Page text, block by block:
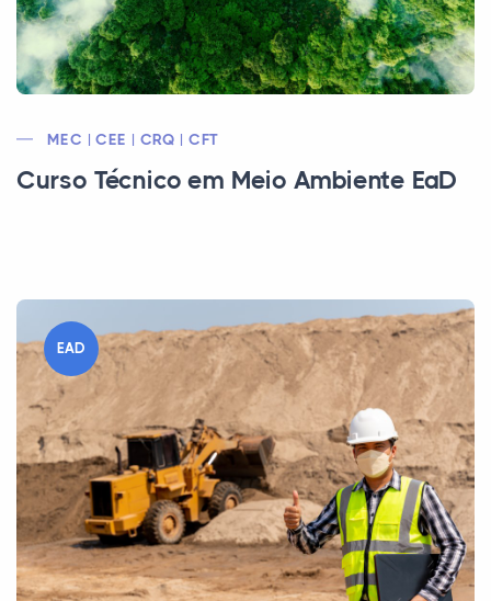
MEC | CEE | CRQ | CFT
Curso Técnico em Meio Ambiente EaD
EAD